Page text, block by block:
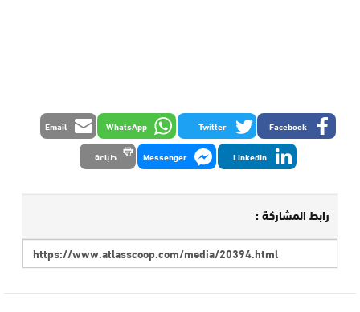
Facebook
Twitter
WhatsApp
Email
LinkedIn
Messenger طباعة
رابط المشاركة :